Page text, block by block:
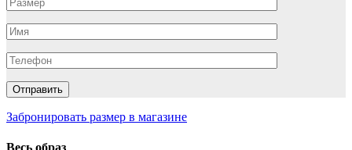
Забронировать размер в магазине
Весь образ